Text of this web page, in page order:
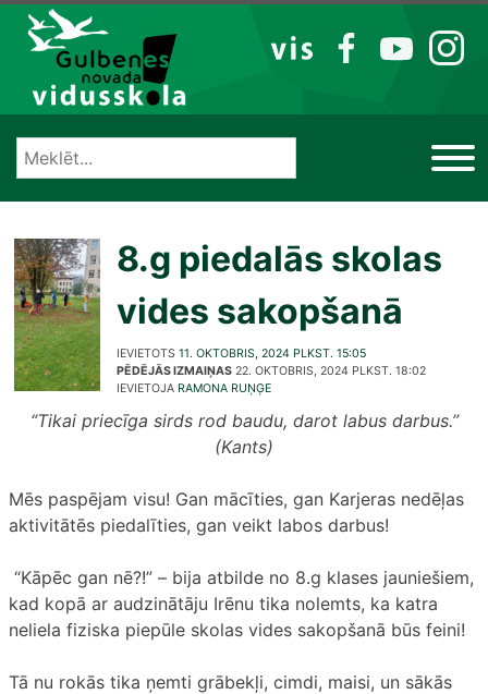
Izlaist
VIS
FB YT IG
8.g piedalās skolas
vides sakopšanā
IEVIETOTS 11. OKTOBRIS, 2024 PLKST. 15:05
PĒDĒJĀS IZMAIŅAS 22. OKTOBRIS, 2024 PLKST. 18:02
IEVIETOJA RAMONA RUŅĢE
“Tikai priecīga sirds rod baudu, darot labus darbus.”
(Kants)
Mēs paspējam visu! Gan mācīties, gan Karjeras nedēļas
aktivitātēs piedalīties, gan veikt labos darbus!
“Kāpēc gan nē?!” – bija atbilde no 8.g klases jauniešiem,
kad kopā ar audzinātāju Irēnu tika nolemts, ka katra
neliela fiziska piepūle skolas vides sakopšanā būs feini!
Tā nu rokās tika ņemti grābekļi, cimdi, maisi, un sākās